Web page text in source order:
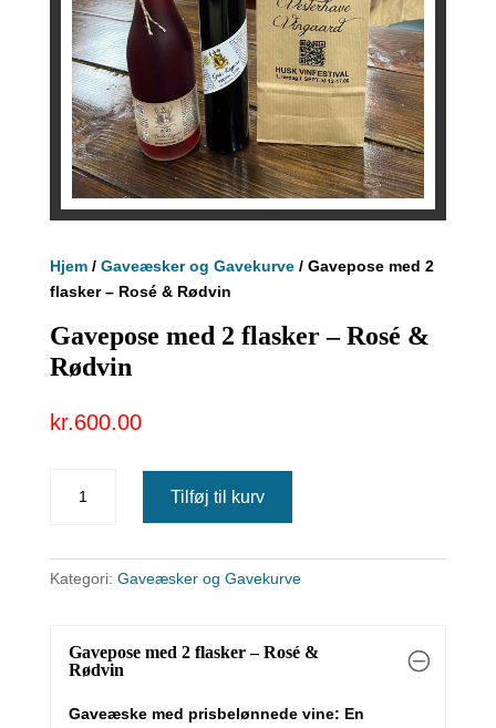
Hjem/ Gaveæsker og Gavekurve/ Gavepose med 2
flasker – Rosé & Rødvin
Gavepose med 2 flasker – Rosé &
Rødvin
kr.600.00
med
flasker
-
Rødvin
Tilføj til kurv
Kategori: Gaveæsker og Gavekurve
Gavepose med 2 flasker – Rosé &
Rødvin
Gaveæske med prisbelønnede vine: En